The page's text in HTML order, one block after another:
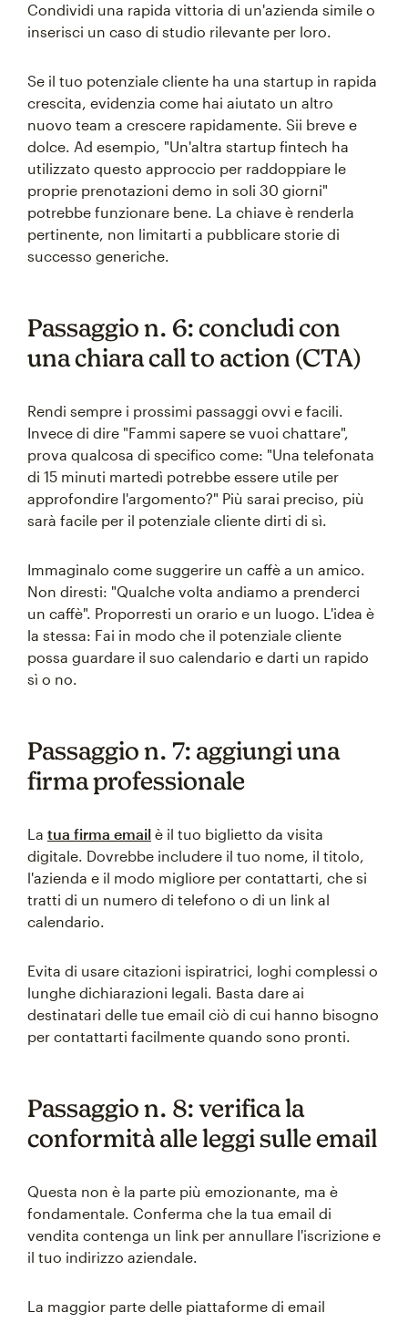
Condividi una rapida vittoria di un'azienda simile o
inserisci un caso di studio rilevante per loro.
Se il tuo potenziale cliente ha una startup in rapida
crescita, evidenzia come hai aiutato un altro
nuovo team a crescere rapidamente. Sii breve e
dolce. Ad esempio, "Un'altra startup fintech ha
utilizzato questo approccio per raddoppiare le
proprie prenotazioni demo in soli 30 giorni"
potrebbe funzionare bene. La chiave è renderla
pertinente, non limitarti a pubblicare storie di
successo generiche.
Passaggio n. 6: concludi con
una chiara call to action (CTA)
Rendi sempre i prossimi passaggi ovvi e facili.
Invece di dire "Fammi sapere se vuoi chattare",
prova qualcosa di specifico come: "Una telefonata
di 15 minuti martedì potrebbe essere utile per
approfondire l'argomento?" Più sarai preciso, più
sarà facile per il potenziale cliente dirti di sì.
Immaginalo come suggerire un caffè a un amico.
Non diresti: "Qualche volta andiamo a prenderci
un caffè". Proporresti un orario e un luogo. L'idea è
la stessa: Fai in modo che il potenziale cliente
possa guardare il suo calendario e darti un rapido
sì o no.
Passaggio n. 7: aggiungi una
firma professionale
La tua firma email è il tuo biglietto da visita
digitale. Dovrebbe includere il tuo nome, il titolo,
l'azienda e il modo migliore per contattarti, che si
tratti di un numero di telefono o di un link al
calendario.
Evita di usare citazioni ispiratrici, loghi complessi o
lunghe dichiarazioni legali. Basta dare ai
destinatari delle tue email ciò di cui hanno bisogno
per contattarti facilmente quando sono pronti.
Passaggio n. 8: verifica la
conformità alle leggi sulle email
Questa non è la parte più emozionante, ma è
fondamentale. Conferma che la tua email di
vendita contenga un link per annullare l'iscrizione e
il tuo indirizzo aziendale.
La maggior parte delle piattaforme di email